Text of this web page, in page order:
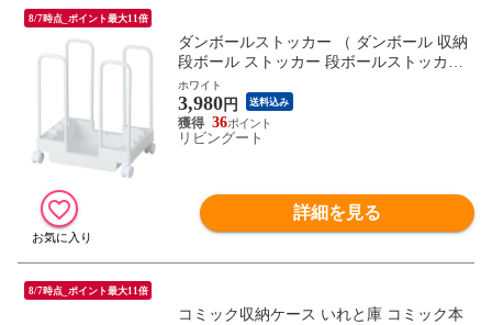
8/7時点_ポイント最大11倍
ダンボールストッカー （ ダンボール 収納
段ボール ストッカー 段ボールストッカー
キャスター付き ダンボール置き スタンド
ラック ダンボール立て 紙袋収納 紙袋スト
ッカー 紙袋 まとめる 古紙 ストック 大容
量 ）【 ホワイト 】
ホワイト
3,980円 送料込み
36
リビングート
詳細を見る
8/7時点_ポイント最大11倍
コミック収納ケース いれと庫 コミック本